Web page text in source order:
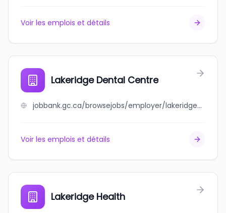
Voir les emplois et détails
Lakeridge Dental Centre
jobbank.gc.ca/browsejobs/employer/lakeridge+dental+centre/ca
Voir les emplois et détails
Lakeridge Health